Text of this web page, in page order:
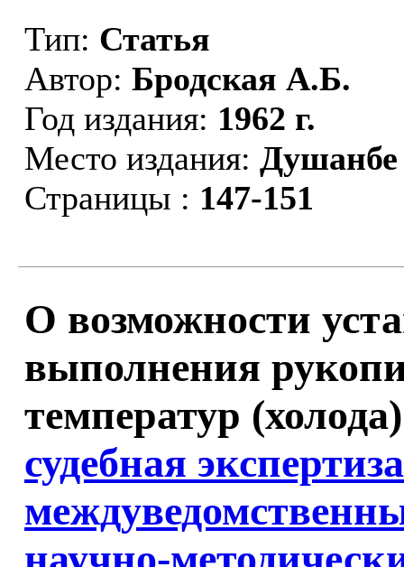
Тип: Статья
Автор: Бродская А.Б.
Год издания: 1962 г.
Место издания: Душанбе
Страницы : 147-151
О возможности
выполнения
температур
судебная